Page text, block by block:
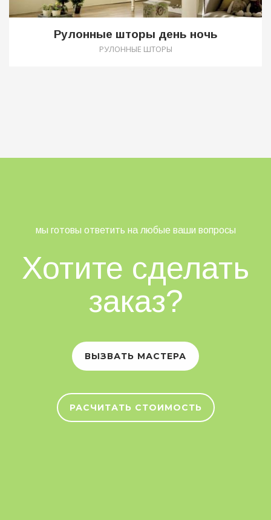
Рулонные шторы день ночь
РУЛОННЫЕ ШТОРЫ
мы готовы ответить на любые ваши вопросы
Хотите сделать
заказ?
ВЫЗВАТЬ МАСТЕРА
РАСЧИТАТЬ СТОИМОСТЬ